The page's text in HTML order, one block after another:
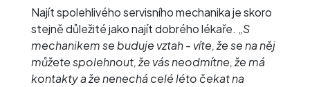
Najít spolehlivého servisního mechanika je skoro
stejně důležité jako najít dobrého lékaře. „S
mechanikem se buduje vztah - víte, že se na něj
můžete spolehnout, že vás neodmítne, že má
kontakty a že nenechá celé léto čekat na